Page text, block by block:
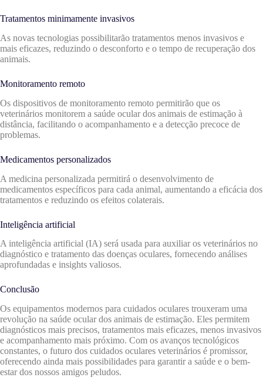
Tratamentos minimamente invasivos
As novas tecnologias possibilitarão tratamentos menos invasivos e
mais eficazes, reduzindo o desconforto e o tempo de recuperação dos
animais.
Monitoramento remoto
Os dispositivos de monitoramento remoto permitirão que os
veterinários monitorem a saúde ocular dos animais de estimação à
distância, facilitando o acompanhamento e a detecção precoce de
problemas.
Medicamentos personalizados
A medicina personalizada permitirá o desenvolvimento de
medicamentos específicos para cada animal, aumentando a eficácia dos
tratamentos e reduzindo os efeitos colaterais.
Inteligência artificial
A inteligência artificial (IA) será usada para auxiliar os veterinários no
diagnóstico e tratamento das doenças oculares, fornecendo análises
aprofundadas e insights valiosos.
Conclusão
Os equipamentos modernos para cuidados oculares trouxeram uma
revolução na saúde ocular dos animais de estimação. Eles permitem
diagnósticos mais precisos, tratamentos mais eficazes, menos invasivos
e acompanhamento mais próximo. Com os avanços tecnológicos
constantes, o futuro dos cuidados oculares veterinários é promissor,
oferecendo ainda mais possibilidades para garantir a saúde e o bem-
estar dos nossos amigos peludos.